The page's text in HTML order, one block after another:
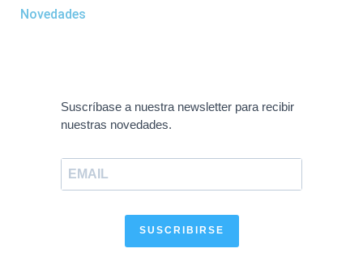
Novedades
Suscríbase a nuestra newsletter para recibir
nuestras novedades.
SUSCRIBIRSE